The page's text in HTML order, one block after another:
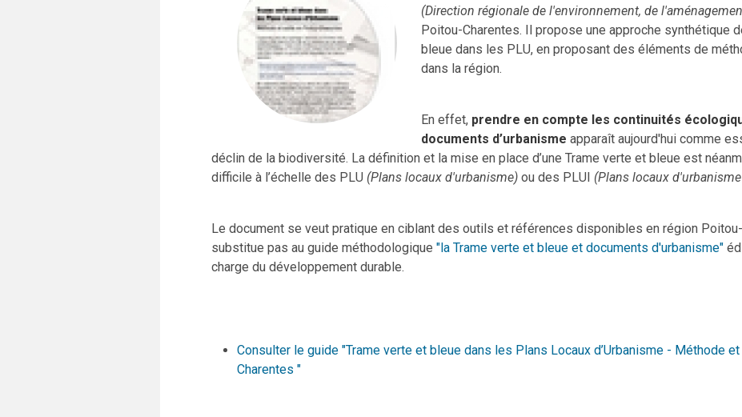
(Direction régionale de l'environnement, de
Poitou-Charentes. Il propose une approche synthétique
bleue dans les PLU, en proposant des éléments de
dans la région.
En effet, prendre en compte les continuités
documents d’urbanisme apparaît aujourd'hui comme
déclin de la biodiversité. La définition et la mise en place d’une Trame verte et bleue est
difficile à l’échelle des PLU (Plans locaux d'urbanisme) ou des PLUI (Plans locaux
Le document se veut pratique en ciblant des outils et références disponibles en région
substitue pas au guide méthodologique "la Trame verte et bleue et documents d'urbanisme"
charge du développement durable.
Consulter le guide "Trame verte et bleue dans les Plans Locaux d’Urbanisme - Méthode
Charentes "